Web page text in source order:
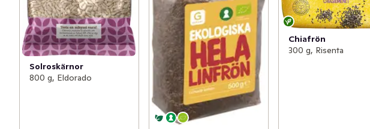
Solroskärnor
800 g, Eldorado
Chiafrön
300 g, Risenta